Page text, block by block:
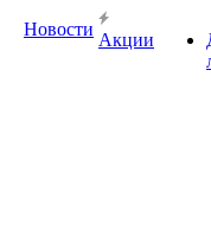
Новости
Акции